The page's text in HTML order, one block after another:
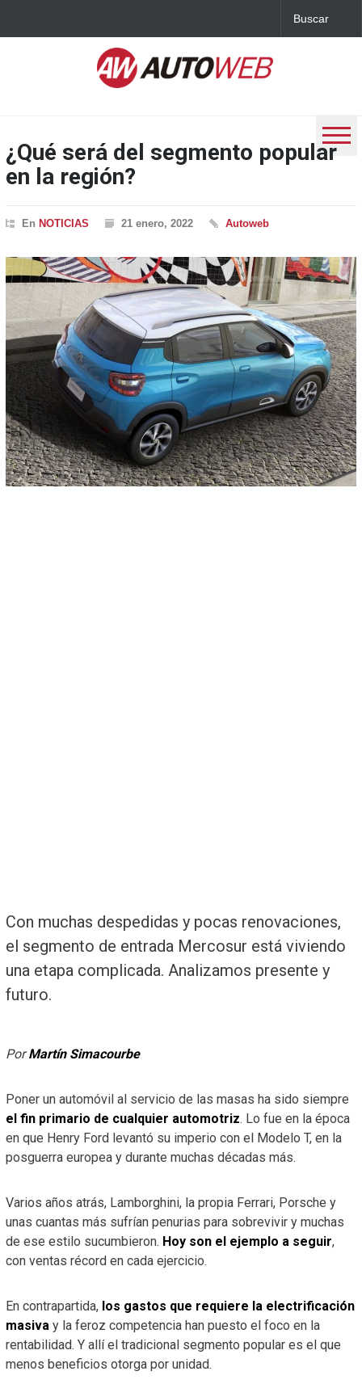
¿Qué será del segmento popular
en la región?
En NOTICIAS 21 enero, 2022 Autoweb
Con muchas despedidas y pocas renovaciones,
el segmento de entrada Mercosur está viviendo
una etapa complicada. Analizamos presente y
futuro.
PorMartín Simacourbe
Poner un automóvil al servicio de las masas ha sido siempre
el fin primario de cualquier automotriz. Lo fue en la época
en que Henry Ford levantó su imperio con el Modelo T, en la
posguerra europea y durante muchas décadas más.
Varios años atrás, Lamborghini, la propia Ferrari, Porsche y
unas cuantas más sufrían penurias para sobrevivir y muchas
de ese estilo sucumbieron. Hoy son el ejemplo a seguir,
con ventas récord en cada ejercicio.
En contrapartida, los gastos que requiere la electrificación
masiva y la feroz competencia han puesto el foco en la
rentabilidad. Y allí el tradicional segmento popular es el que
menos beneficios otorga por unidad.